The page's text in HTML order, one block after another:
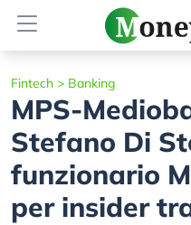
Fintech > Banking
MPS-
Stefano Di
funzionario
per insider